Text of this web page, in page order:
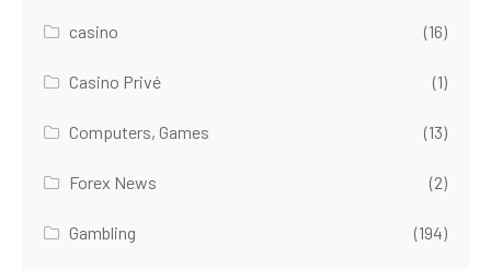
casino (16)
Casino Privé (1)
Computers, Games (13)
Forex News (2)
Gambling (194)